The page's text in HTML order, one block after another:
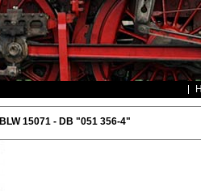
BLW 15071 - DB "051 356-4"